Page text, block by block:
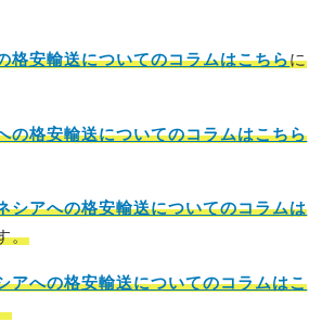
格安輸送についてのコラムはこちらに
の格安輸送についてのコラムはこちら
シアへの格安輸送についてのコラムは
。
アへの格安輸送についてのコラムはこ